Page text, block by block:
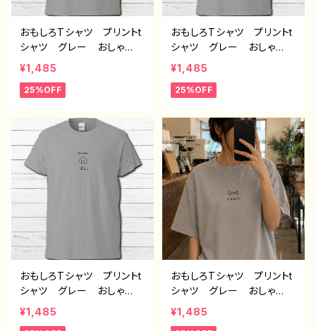
おもしろTシャツ プリントt
シャツ グレー おしゃ
れ メンズ レディース
面白Tシャツ イラスト 個
性的 おすすめ 面白い
人気 イラストレーター
絵師 クリエイター オリ
ジナル デザイン グッ
ズ 半袖シャツ 人気 デ
ザイン コラボ オリジナ
袖シャツ PBブランド タ
イトル：デザインTシャツ
№636 H-7
¥1,485
25%OFF
おもしろTシャツ プリントt
シャツ グレー おしゃ
れ メンズ レディース
面白Tシャツ イラスト 個
性的 おすすめ 面白い
レーター 絵師 クリエイ
ター オリジナル デザイ
ン グッズ 半袖シャツ
デザイン コラボ ネタTシ
ャツ ノンブランド タイト
ル：デザインTシャツ №63
5 H-7
¥1,485
25%OFF
おもしろTシャツ プリントt
シャツ グレー おしゃ
れ 可愛い ゆるかわ メ
ンズ レディース 面白Tシ
¥1,485
おもしろTシャツ プリントt
シャツ グレー おしゃ
れ 可愛い ゆるかわ メ
ンズ レディース 面白Tシ
¥1,485